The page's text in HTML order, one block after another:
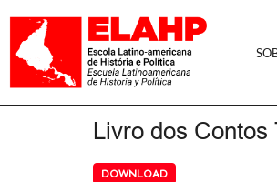
Livro dos
DOWNLOAD